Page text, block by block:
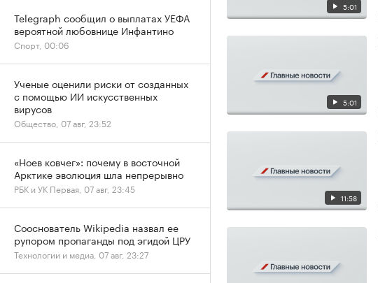
5:01
5:01
11:58
Telegraph сообщил о выплатах УЕФА
вероятной любовнице Инфантино
Спорт, 00:06
Ученые оценили риски от созданных
с помощью ИИ искусственных
вирусов
Общество, 07 авг, 23:52
«Ноев ковчег»: почему в восточной
Арктике эволюция шла непрерывно
РБК и УК Первая, 07 авг, 23:45
Сооснователь Wikipedia назвал ее
рупором пропаганды под эгидой ЦРУ
Технологии и медиа, 07 авг, 23:27